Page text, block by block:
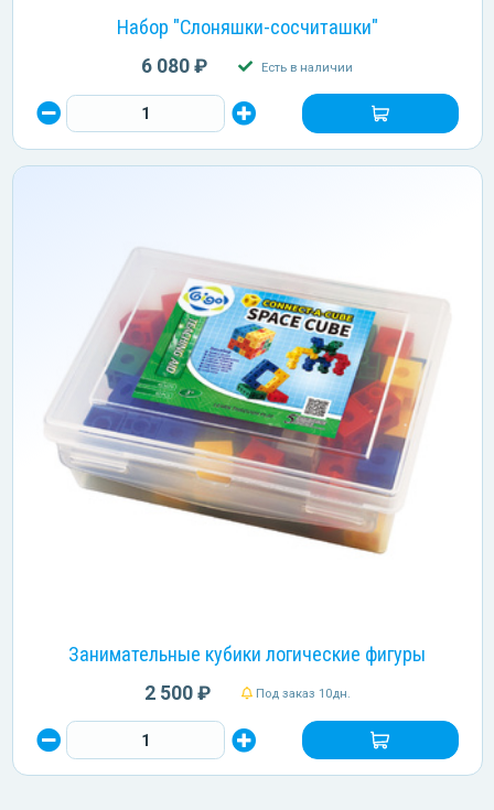
Набор "Слоняшки-сосчиташки"
6 080 ₽ Есть в наличии
Занимательные кубики логические фигуры
2 500 ₽ Под заказ 10дн.